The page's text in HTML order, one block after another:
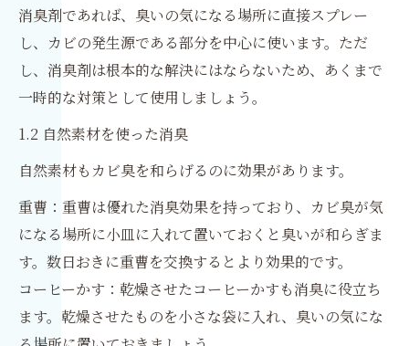
消臭剤であれば、臭いの気になる場所に直接スプレー
し、カビの発生源である部分を中心に使います。ただ
し、消臭剤は根本的な解決にはならないため、あくまで
一時的な対策として使用しましょう。
1.2 自然素材を使った消臭
自然素材もカビ臭を和らげるのに効果があります。
重曹：重曹は優れた消臭効果を持っており、カビ臭が気
になる場所に小皿に入れて置いておくと臭いが和らぎま
す。数日おきに重曹を交換するとより効果的です。
コーヒーかす：乾燥させたコーヒーかすも消臭に役立ち
ます。乾燥させたものを小さな袋に入れ、臭いの気にな